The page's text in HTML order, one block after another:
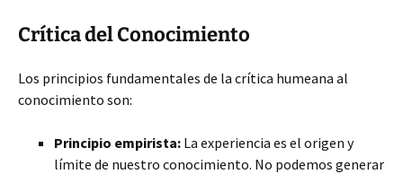
Críticadel Conocimiento
Los principios fundamentales de la crítica humeana al
conocimiento son:
Principio empirista: La experiencia es el origen y
límite de nuestro conocimiento. No podemos generar